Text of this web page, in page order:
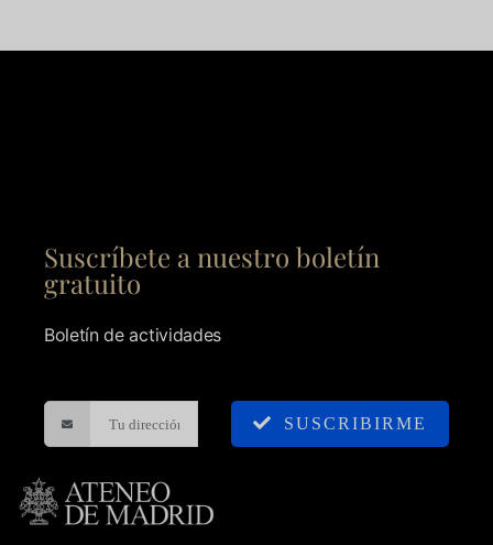
Suscríbete a nuestro boletín
gratuito
Boletín de actividades
SUSCRIBIRME